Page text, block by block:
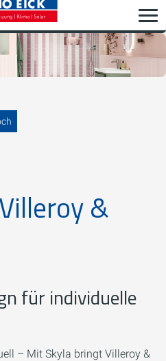
&
für individuelle
– Mit Skyla bringt Villeroy &